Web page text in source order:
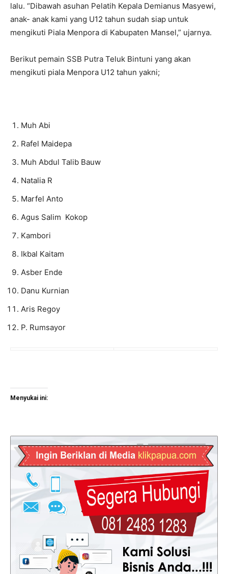
lalu. “Dibawah asuhan Pelatih Kepala Demianus Masyewi,
anak- anak kami yang U12 tahun sudah siap untuk
mengikuti Piala Menpora di Kabupaten Mansel,” ujarnya.
Berikut pemain SSB Putra Teluk Bintuni yang akan
mengikuti piala Menpora U12 tahun yakni;
Muh Abi
Rafel Maidepa
Muh Abdul Talib Bauw
Natalia R
Marfel Anto
Agus Salim Kokop
Kambori
Ikbal Kaitam
Asber Ende
Danu Kurnian
Aris Regoy
P. Rumsayor
Menyukai ini: